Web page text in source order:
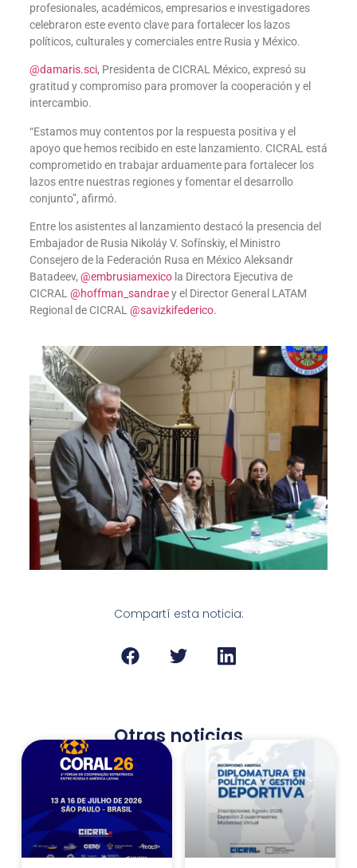
profesionales, académicos, empresarios e investigadores
celebraron este evento clave para fortalecer los lazos
políticos, culturales y comerciales entre Rusia y México.
@damaris.sci, Presidenta de CICRAL México, expresó su
gratitud y compromiso para promover la cooperación y el
intercambio.
“Estamos muy contentos por la respuesta positiva y el
apoyo que hemos recibido en este lanzamiento. CICRAL está
comprometido en trabajar arduamente para fortalecer los
lazos entre nuestras regiones y fomentar el desarrollo
conjunto”, afirmó.
Entre los asistentes al lanzamiento destacó la presencia del
Embajador de Rusia Nikoláy V. Sofínskiy, el Ministro
Consejero de la Federación Rusa en México Aleksandr
Batadeev, @embrusiamexicola Directora Ejecutiva de
CICRAL @hoffman_sandraey el Director General LATAM
Regional de CICRAL @savizkifederico.
Compartí esta noticia:
Otras noticias